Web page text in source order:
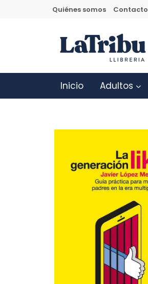
Quiénes somos Contacto
Inicio Adultos